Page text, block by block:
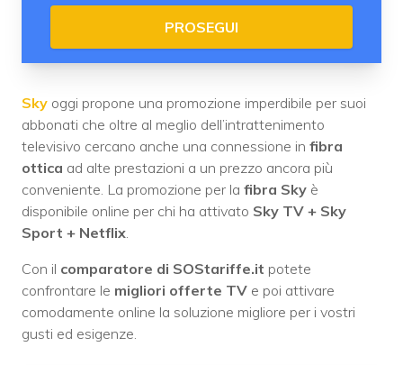
PROSEGUI
Sky oggi propone una promozione imperdibile per suoi
abbonati che oltre al meglio dell’intrattenimento
televisivo cercano anche una connessione in fibra
ottica ad alte prestazioni a un prezzo ancora più
conveniente. La promozione per la fibra Sky è
disponibile online per chi ha attivato Sky TV + Sky
Sport + Netflix
Con il comparatore di SOStariffe.it potete
confrontare le migliori offerte TV e poi attivare
comodamente online la soluzione migliore per i vostri
gusti ed esigenze.